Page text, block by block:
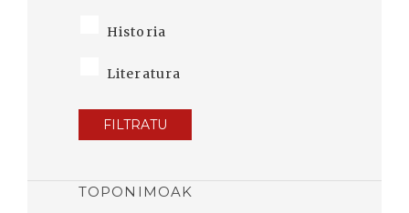
Historia
Literatura
FILTRATU
TOPONIMOAK